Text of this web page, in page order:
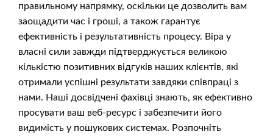
правильному напрямку, оскільки це дозволить вам
заощадити час і гроші, а також гарантує
ефективність і результативність процесу. Віра у
власні сили завжди підтверджується великою
кількістю позитивних відгуків наших клієнтів, які
отримали успішні результати завдяки співпраці з
нами. Наші досвідчені фахівці знають, як ефективно
просувати ваш веб-ресурс і забезпечити його
видимість у пошукових системах. Розпочніть